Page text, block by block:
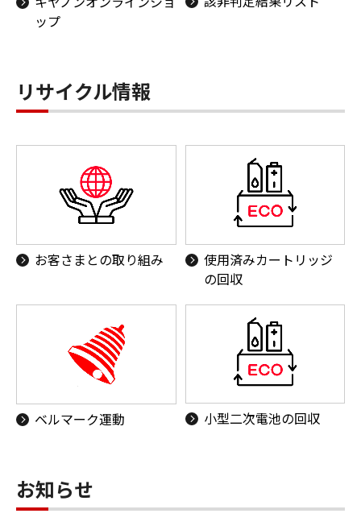
ップ
リサイクル情報
お客さまとの取り組み
使用済みカートリッジ
の回収
ベルマーク運動 小型二次電池の回収
お知らせ